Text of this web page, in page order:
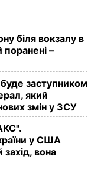
біля вокзалу в
поранені –
заступником
який
змін у ЗСУ
у США
вона